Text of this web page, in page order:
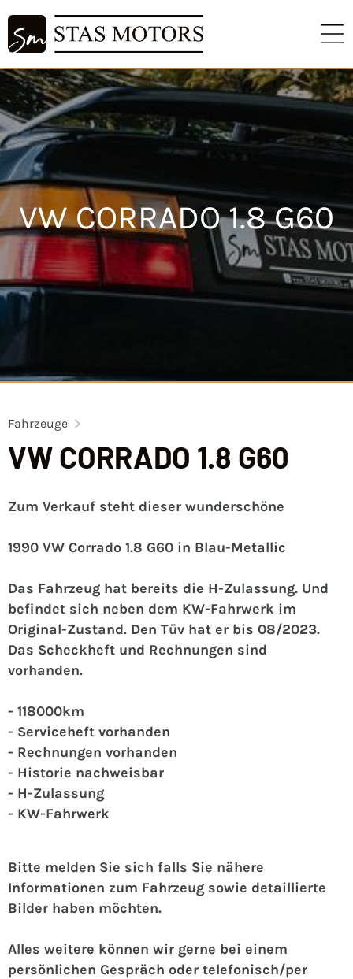
VW CORRADO 1.8 G60
Fahrzeuge
VW CORRADO 1.8 G60
Zum Verkauf steht dieser wunderschöne
1990 VW Corrado 1.8 G60 in Blau-Metallic
Das Fahrzeug hat bereits die H-Zulassung. Und
befindet sich neben dem KW-Fahrwerk im
Original-Zustand. Den Tüv hat er bis 08/2023.
Das Scheckheft und Rechnungen sind
vorhanden.
- 118000km
- Serviceheft vorhanden
- Rechnungen vorhanden
- Historie nachweisbar
- H-Zulassung
- KW-Fahrwerk
Bitte melden Sie sich falls Sie nähere
Informationen zum Fahrzeug sowie detaillierte
Bilder haben möchten.
Alles weitere können wir gerne bei einem
persönlichen Gespräch oder telefonisch/per